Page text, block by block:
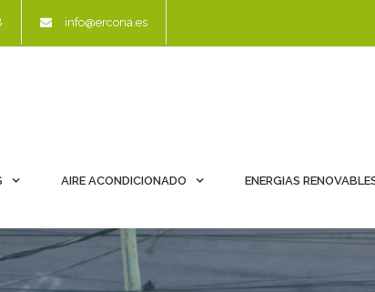
info@ercona.es
AIRE ACONDICIONADO ENERGIAS